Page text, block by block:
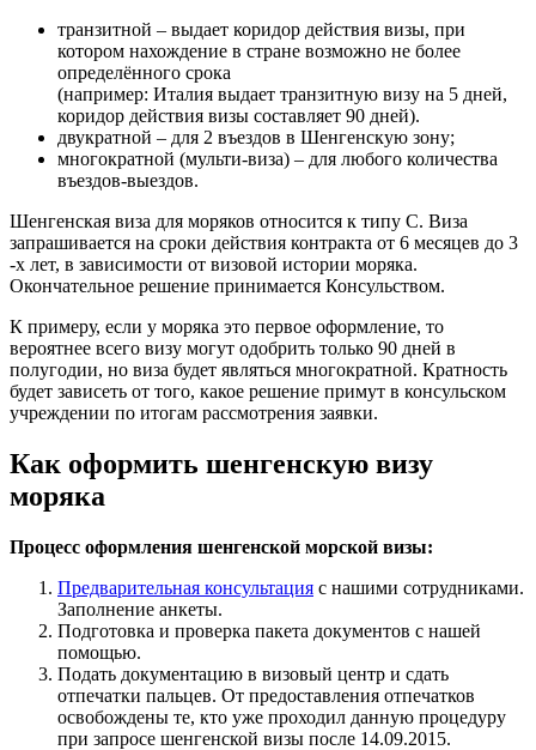
транзитной – выдает коридор действия визы, при
котором нахождение в стране возможно не более
определённого срока
(например: Италия выдает транзитную визу на 5 дней,
коридор действия визы составляет 90 дней).
двукратной – для 2 въездов в Шенгенскую зону;
многократной (мульти-виза) – для любого количества
въездов-выездов.
Шенгенская виза для моряков относится к типу C. Виза
запрашивается на сроки действия контракта от 6 месяцев до 3
-х лет, в зависимости от визовой истории моряка.
Окончательное решение принимается Консульством.
К примеру, если у моряка это первое оформление, то
вероятнее всего визу могут одобрить только 90 дней в
полугодии, но виза будет являться многократной. Кратность
будет зависеть от того, какое решение примут в консульском
учреждении по итогам рассмотрения заявки.
Как оформить шенгенскую визу
моряка
Процесс оформления шенгенской морской визы:
Предварительная консультация с нашими сотрудниками.
Заполнение анкеты.
Подготовка и проверка пакета документов с нашей
помощью.
Подать документацию в визовый центр и сдать
отпечатки пальцев. От предоставления отпечатков
освобождены те, кто уже проходил данную процедуру
при запросе шенгенской визы после 14.09.2015.